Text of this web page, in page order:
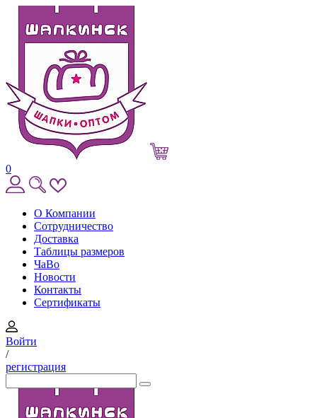
0
О Компании
Сотрудничество
Доставка
Таблицы размеров
ЧаВо
Новости
Контакты
Сертификаты
Войти
/
регистрация